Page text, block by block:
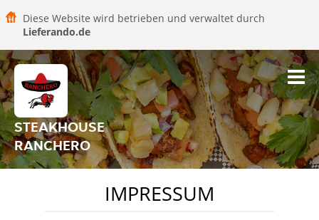
Diese Website wird betrieben und verwaltet durch
Lieferando.de
STEAKHOUSE
RANCHERO
IMPRESSUM